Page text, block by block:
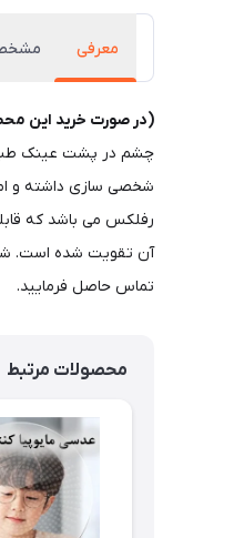
معرفی
(در صورت خرید این محصول اعتبار
شخصی سازی داشته و
تماس حاصل فرمایید.
محصولات مرتبط